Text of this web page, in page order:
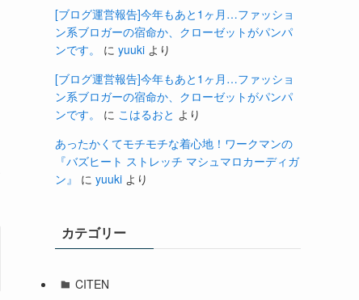
[ブログ運営報告]今年もあと1ヶ月…ファッショ
ン系ブロガーの宿命か、クローゼットがパンパ
ンです。
に yuuki より
[ブログ運営報告]今年もあと1ヶ月…ファッショ
ン系ブロガーの宿命か、クローゼットがパンパ
ンです。
に こはるおと より
あったかくてモチモチな着心地！ワークマンの
『バズヒート ストレッチ マシュマロカーディガ
ン』
に yuuki より
カテゴリー
CITEN